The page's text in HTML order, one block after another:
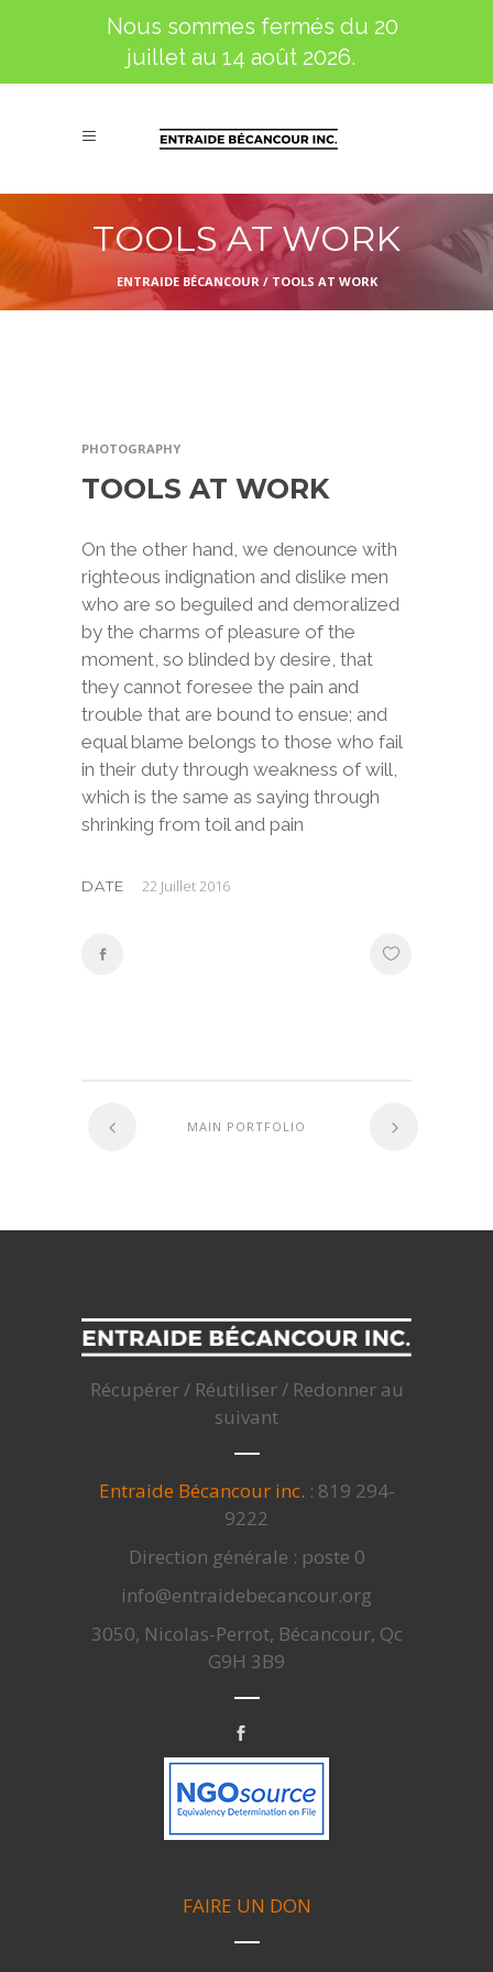
TOOLS AT WORK
ENTRAIDE BÉCANCOUR / TOOLS AT WORK
PHOTOGRAPHY
TOOLS AT WORK
On the other hand, we denounce with
righteous indignation and dislike men
who are so beguiled and demoralized
by the charms of pleasure of the
moment, so blinded by desire, that
they cannot foresee the pain and
trouble that are bound to ensue; and
equal blame belongs to those who fail
in their duty through weakness of will,
which is the same as saying through
shrinking from toil and pain
DATE 22 Juillet 2016
MAIN PORTFOLIO
Récupérer / Réutiliser / Redonner au
suivant
Entraide Bécancour inc. : 819 294-
9222
Direction générale : poste 0
info@entraidebecancour.org
3050, Nicolas-Perrot, Bécancour, Qc
G9H 3B9
FAIRE UN DON
Nous sommes fermés du 20
juillet au 14 août 2026.